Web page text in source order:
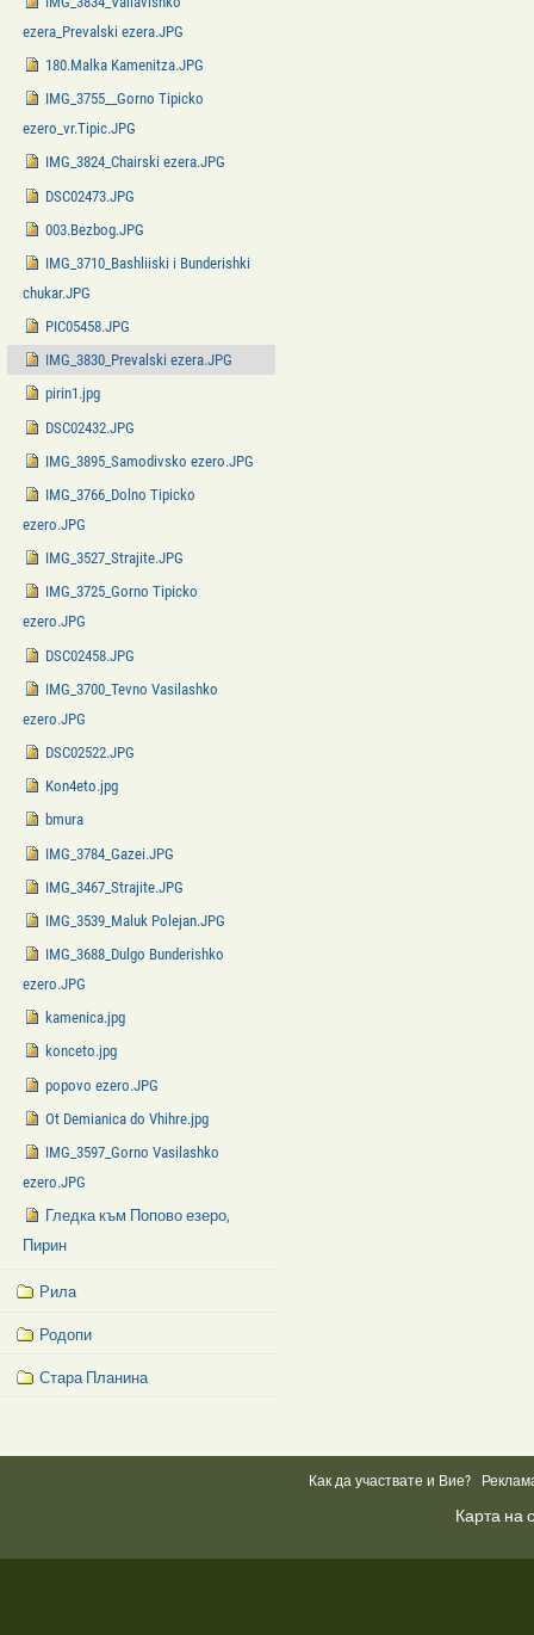
ezera_Prevalski ezera.JPG
180.Malka Kamenitza.JPG
IMG_3755__Gorno Tipicko
ezero_vr.Tipic.JPG
IMG_3824_Chairski ezera.JPG
DSC02473.JPG
003.Bezbog.JPG
IMG_3710_Bashliiski i Bunderishki
chukar.JPG
PIC05458.JPG
IMG_3830_Prevalski ezera.JPG
pirin1.jpg
DSC02432.JPG
IMG_3895_Samodivsko ezero.JPG
IMG_3766_Dolno Tipicko
ezero.JPG
IMG_3527_Strajite.JPG
IMG_3725_Gorno Tipicko
ezero.JPG
DSC02458.JPG
IMG_3700_Tevno Vasilashko
ezero.JPG
DSC02522.JPG
Kon4eto.jpg
bmura
IMG_3784_Gazei.JPG
IMG_3467_Strajite.JPG
IMG_3539_Maluk Polejan.JPG
IMG_3688_Dulgo Bunderishko
ezero.JPG
kamenica.jpg
konceto.jpg
popovo ezero.JPG
Ot Demianica do Vhihre.jpg
IMG_3597_Gorno Vasilashko
ezero.JPG
Гледка към Попово езеро,
Пирин
Рила
Родопи
Стара Планина
Как да участвате и Вие?
Карта на